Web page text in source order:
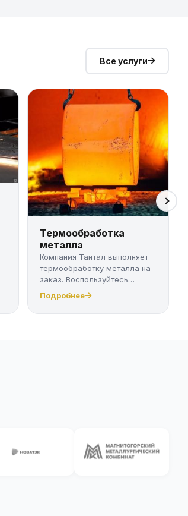
Все услуги
Термообработка
металла
Компания Тантал выполняет
термообработку металла на
заказ. Воспользуйтесь
качест...
Подробнее